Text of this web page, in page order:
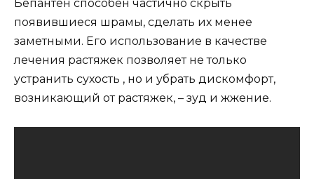
Бепантен способен частично скрыть
появившиеся шрамы, сделать их менее
заметными. Его использование в качестве
лечения растяжек позволяет не только
устранить сухость , но и убрать дискомфорт,
возникающий от растяжек, – зуд и жжение.